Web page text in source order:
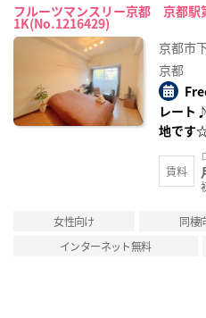
フルーツマンスリー京都 京都駅
1K(No.1216429)
京都市
京都
レート
地です
賃料
女性向け 同棲
インターネット無料